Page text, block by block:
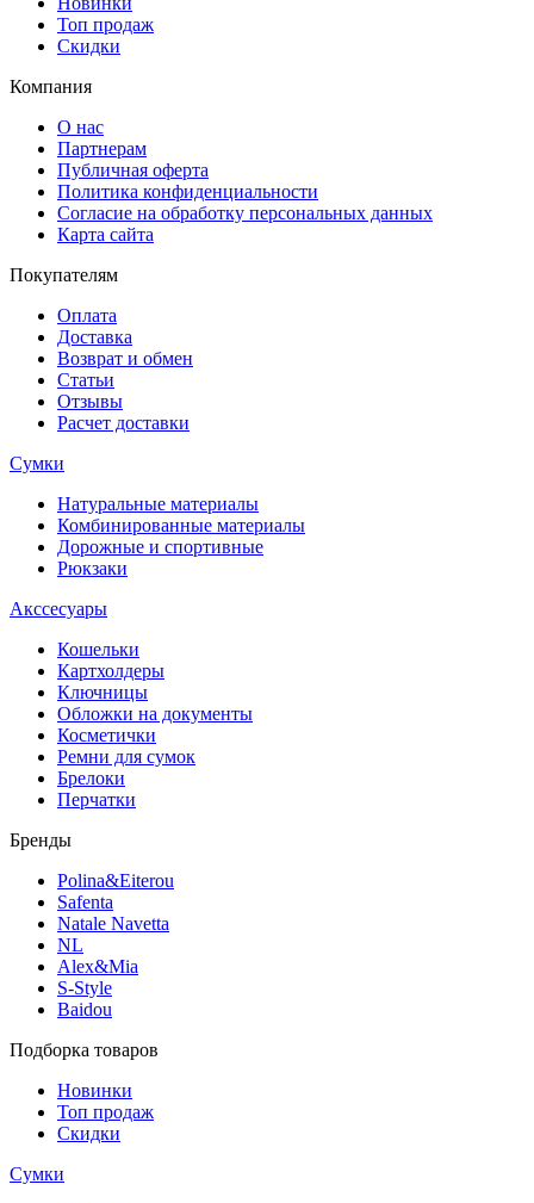
Топ продаж
Скидки
Компания
О нас
Партнерам
Публичная оферта
Политика конфиденциальности
Согласие на обработку персональных данных
Карта сайта
Покупателям
Оплата
Доставка
Возврат и обмен
Статьи
Отзывы
Расчет доставки
Сумки
Натуральные материалы
Комбинированные материалы
Дорожные и спортивные
Рюкзаки
Акссесуары
Кошельки
Картхолдеры
Ключницы
Обложки на документы
Косметички
Ремни для сумок
Брелоки
Перчатки
Бренды
Polina&Eiterou
Safenta
Natale Navetta
NL
Alex&Mia
S-Style
Baidou
Подборка товаров
Новинки
Топ продаж
Скидки
Сумки